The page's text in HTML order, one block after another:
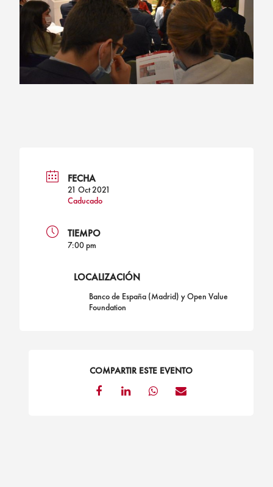
FECHA
21 Oct 2021
Caducado
TIEMPO
7:00 pm
LOCALIZACIÓN
Banco de España (Madrid) y Open Value
Foundation
COMPARTIR ESTE EVENTO